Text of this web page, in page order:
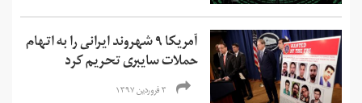
آمریکا ۹ شهروند ایرانی را به اتهام
حملات سایبری تحریم کرد
۳ فروردین ۱۳۹۷